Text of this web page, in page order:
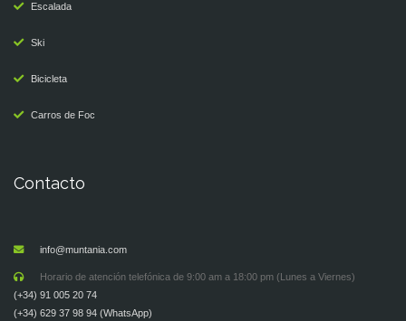
Escalada
Ski
Bicicleta
Carros de Foc
Contacto
info@muntania.com
Horario de atención telefónica de 9:00 am a 18:00 pm (Lunes a Viernes)
(+34) 91 005 20 74
(+34) 629 37 98 94 (WhatsApp)